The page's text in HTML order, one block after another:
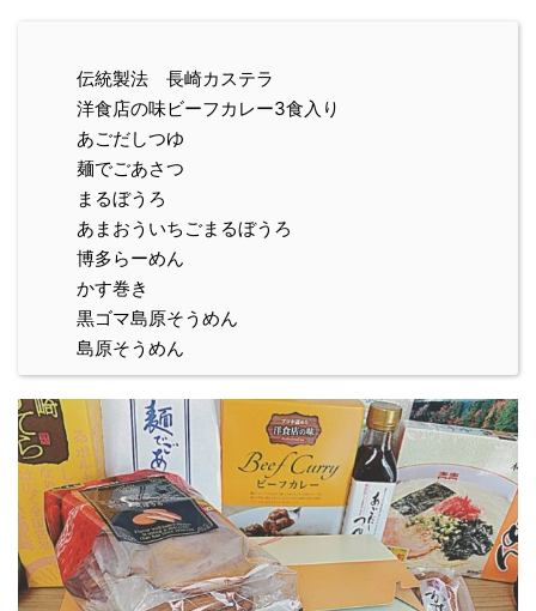
伝統製法 長崎カステラ
洋食店の味ビーフカレー3食入り
あごだしつゆ
麺でごあさつ
まるぼうろ
あまおういちごまるぼうろ
博多らーめん
かす巻き
黒ゴマ島原そうめん
島原そうめん